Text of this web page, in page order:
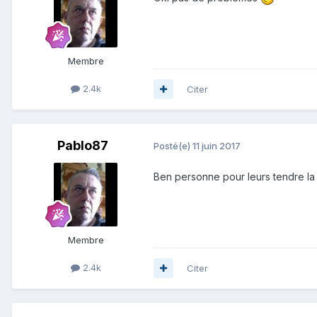
Membre
2.4k Citer
Pablo87
Membre
2.4k
Posté(e) 11 juin 2017
Ben personne pour leurs tendre
Citer